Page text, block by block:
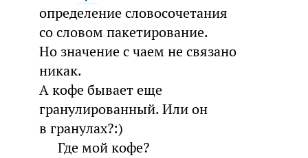
определение словосочетания
со словом пакетирование.
Но значение с чаем не связано
никак.
А кофе бывает еще
гранулированный. Или он
в гранулах?:)
Где мой кофе?